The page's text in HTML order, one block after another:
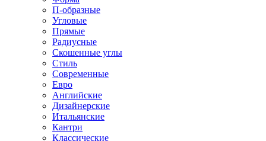
П-образные
Угловые
Прямые
Радиусные
Скошенные углы
Стиль
Современные
Евро
Английские
Дизайнерские
Итальянские
Кантри
Классические